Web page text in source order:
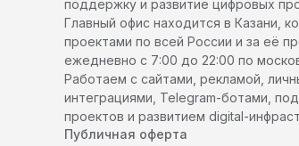
поддержку и развитие цифровых
Главный офис находится в Казани,
проектами по всей России и за её
ежедневно с 7:00 до 22:00 по
Работаем с сайтами, рекламой,
интеграциями, Telegram-ботами,
проектов и развитием digital-
Публичная оферта